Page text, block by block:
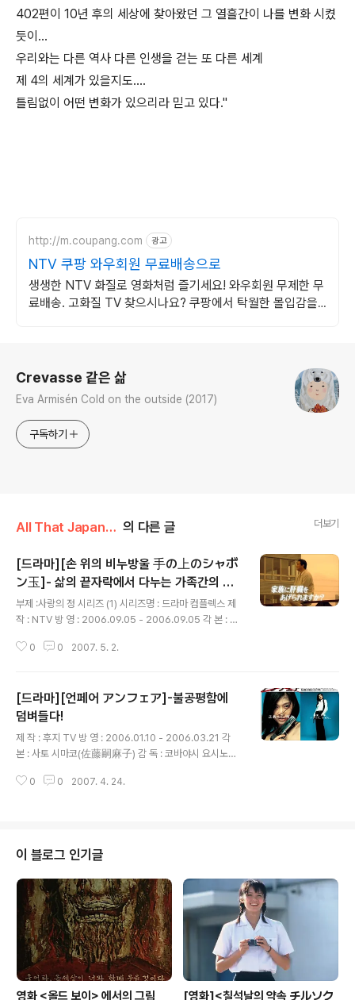
402편이 10년 후의 세상에 찾아왔던 그 열흘간이 나를 변화 시켰
듯이...
우리와는 다른 역사 다른 인생을 걷는 또 다른 세계
제 4의 세계가 있을지도....
틀림없이 어떤 변화가 있으리라 믿고 있다."
http://m.coupang.com 광고
NTV 쿠팡 와우회원 무료배송으로
생생한 NTV 화질로 영화처럼 즐기세요! 와우회원 무제한 무
료배송. 고화질 TV 찾으시나요? 쿠팡에서 탁월한 몰입감을
Crevasse 같은 삶
Eva Armisén Cold on the outside (2017)
구독하기
All That Japan/Japan Drama 의 다른 글 더보기
[드라마][손 위의 비누방울 手の上のシャボ
ン玉]- 삶의 끝자락에서 다누는 가족간의 대
화
부제 :사랑의 정 시리즈 (1) 시리즈명 : 드라마 컴플렉스 제
작 : NTV 방 영 : 2006.09.05 - 2006.09.05 각 본 : 야
浩) 출 연 : 후나고시 에이이치로(船越英一郎) 사카기바
いはら 友子의 [手の上のシャボン玉―肝臓移植が
救う命と愛] 야구선수였다가, 야구 해설가로 변신한 아빠
의 느닷없는 간암 판명.. 단란한 가정에 파문이 인다. 그런
뻔한 플롯에 관한 평범한 듯한 드라마. 자신의 병을 위해 아
내 몰래 간 이식을 생각하는 동생..그리고 그런 동생의 교통
샤고로 인한 죽음..그럼에도 불구하고 자신에게 간을 이식
0 0 2007. 5. 2.
[드라마][언페어 アンフェア]-불공평함에
덤벼들다!
제 작 : 후지 TV 방 영 : 2006.01.10 - 2006.03.21 각
본 : 사토 시마코(佐藤嗣麻子) 감 독 : 코바야시 요시노리
시(植田泰史) 음악 : 스미토모 노리히토(住友紀人) 주제
島秀俊) 아베 사다오(阿部サダヲ) 테라지마 스스무(寺
島進) 키무라 타에(木村多江) 하마다 마리(濱田マリ) 카
가와 테루유키(香川照之) 카토 마사야(加藤雅也) 무카
이치 미온(向井地美音) 시가 코타로(志賀廣太郎) 이토
요자부로(伊藤洋三郎) 오오코우치 히로시(大河内浩)
사카키..
0 0 2007. 4. 24.
이 블로그 인기글
영화 <올드 보이> 에서의 그림
[영화]<칠석날의 약속 チルソク